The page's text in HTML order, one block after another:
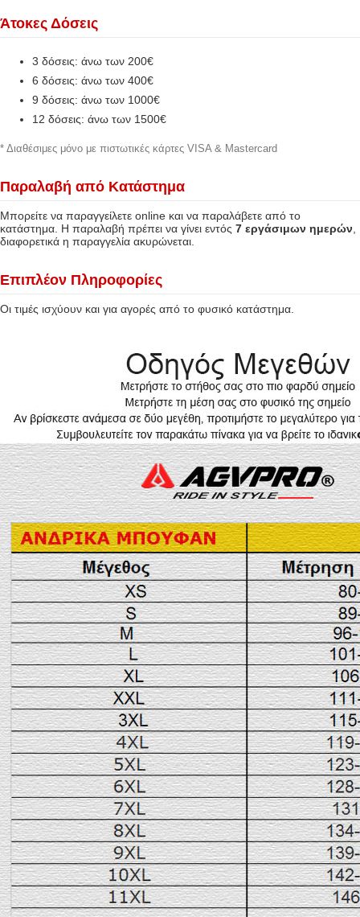
Άτοκες Δόσεις
3 δόσεις: άνω των 200€
6 δόσεις: άνω των 400€
9 δόσεις: άνω των 1000€
12 δόσεις: άνω των 1500€
* Διαθέσιμες μόνο με πιστωτικές κάρτες VISA & Mastercard
Παραλαβή από Κατάστημα
Μπορείτε να παραγγείλετε online και να παραλάβετε από το
κατάστημα. Η παραλαβή πρέπει να γίνει εντός 7 εργάσιμων ημερών
διαφορετικά η παραγγελία ακυρώνεται.
Επιπλέον Πληροφορίες
Οι τιμές ισχύουν και για αγορές από το φυσικό κατάστημα.